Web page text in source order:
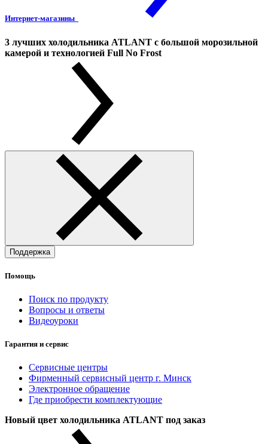
Интернет-магазины
3 лучших холодильника ATLANT с большой морозильной
камерой и технологией Full No Frost
Поддержка
Помощь
Поиск по продукту
Вопросы и ответы
Видеоуроки
Гарантия и сервис
Сервисные центры
Фирменный сервисный центр г. Минск
Электронное обращение
Где приобрести комплектующие
Новый цвет холодильника ATLANT под заказ